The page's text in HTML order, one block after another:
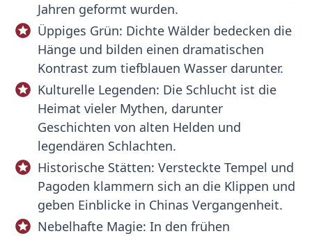
Jahren geformt wurden.
Üppiges Grün: Dichte Wälder bedecken die
Hänge und bilden einen dramatischen
Kontrast zum tiefblauen Wasser darunter.
Kulturelle Legenden: Die Schlucht ist die
Heimat vieler Mythen, darunter
Geschichten von alten Helden und
legendären Schlachten.
Historische Stätten: Versteckte Tempel und
Pagoden klammern sich an die Klippen und
geben Einblicke in Chinas Vergangenheit.
Nebelhafte Magie: In den frühen